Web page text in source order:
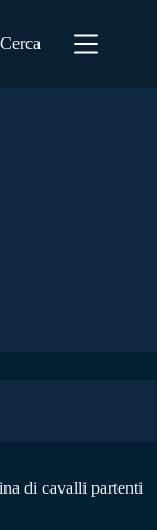
Cerca
di cavalli partenti